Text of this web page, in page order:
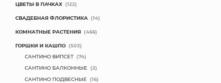
ЦВЕТЫ В ПАЧКАХ (122)
СВАДЕБНАЯ ФЛОРИСТИКА (14)
КОМНАТНЫЕ РАСТЕНИЯ (466)
ГОРШКИ И КАШПО (503)
САНТИНО ВИПСЕТ (74)
САНТИНО БАЛКОННЫЕ (2)
САНТИНО ПОДВЕСНЫЕ (16)